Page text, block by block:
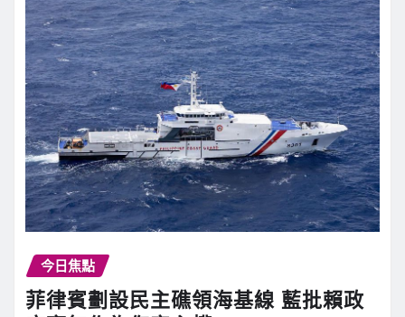
今日焦點
菲律賓劃設民主礁領海基線 藍批賴政